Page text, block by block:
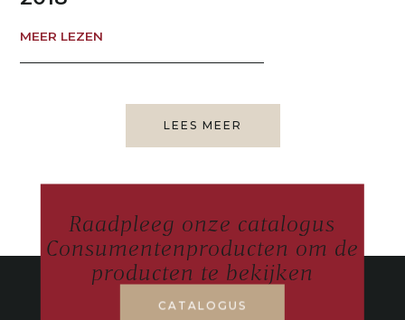
MEER LEZEN
LEES MEER
Raadpleeg onze catalogus
Consumentenproducten om de
producten te bekijken
CATALOGUS